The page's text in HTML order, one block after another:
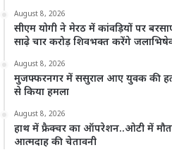
August 8, 2026
सीएम योगी ने मेरठ में कांवड़ियों पर
साढ़े चार करोड़ शिवभक्त करेंगे
August 8, 2026
मुजफ्फरनगर में ससुराल आए युवक की
से किया हमला
August 8, 2026
हाथ में फ्रैक्चर का ऑपरेशन..ओटी में मौत,
आत्मदाह की चेतावनी